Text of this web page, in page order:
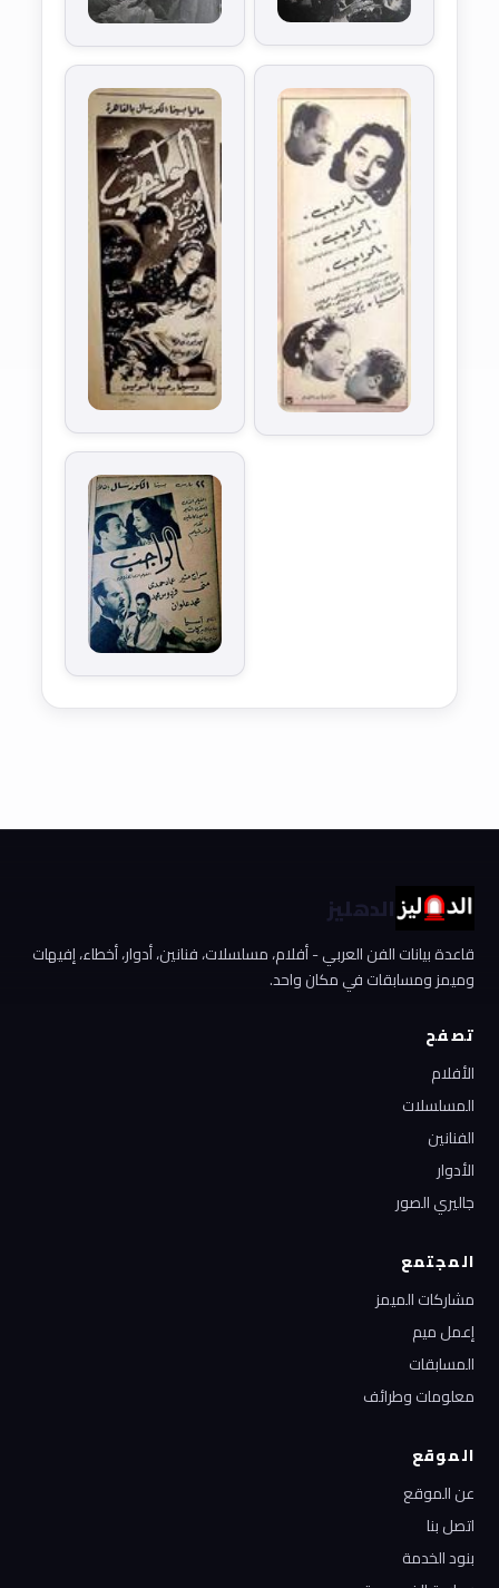
الدهليز
قاعدة بيانات الفن العربي - أفلام، مسلسلات، فنانين، أدوار، أخطاء، إفيهات
وميمز ومسابقات في مكان واحد.
تصفح
الأفلام
المسلسلات
الفنانين
الأدوار
جاليري الصور
المجتمع
مشاركات الميمز
إعمل ميم
المسابقات
معلومات وطرائف
الموقع
عن الموقع
اتصل بنا
بنود الخدمة